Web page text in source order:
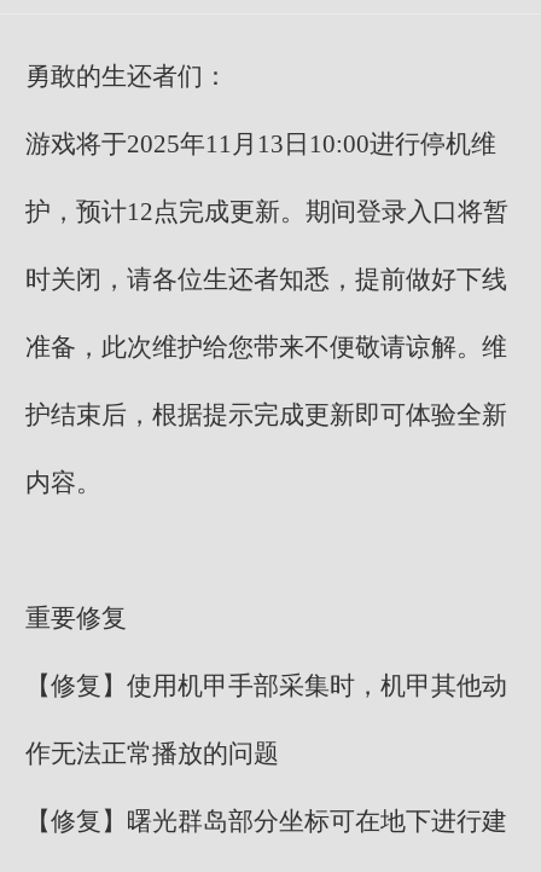
勇敢的生还者们：
游戏将于2025年11月13日10:00进行停机维
护，预计12点完成更新。期间登录入口将暂
时关闭，请各位生还者知悉，提前做好下线
准备，此次维护给您带来不便敬请谅解。维
护结束后，根据提示完成更新即可体验全新
内容。
重要修复
【修复】使用机甲手部采集时，机甲其他动
作无法正常播放的问题
【修复】曙光群岛部分坐标可在地下进行建